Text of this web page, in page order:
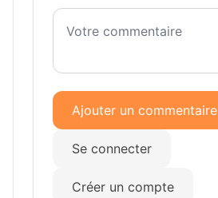
Ajouter un commentaire
Se connecter
Créer un compte